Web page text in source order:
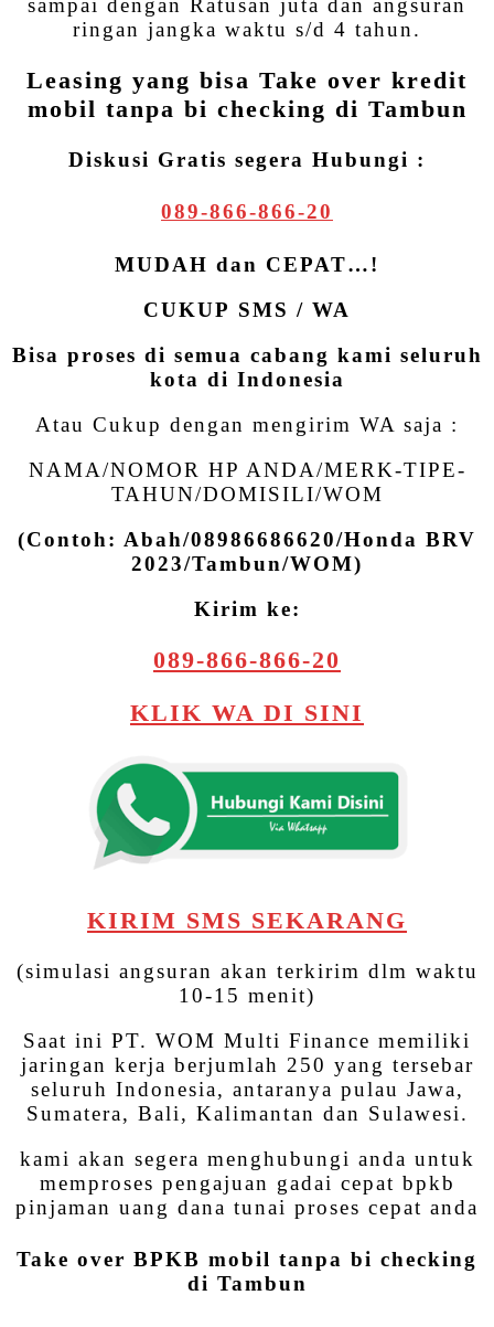
ringan jangka waktu s/d 4 tahun.
Leasing yang bisa Take over kredit
mobil tanpa bi checking di Tambun
Diskusi Gratis segera Hubungi :
089-866-866-20
MUDAH dan CEPAT…!
CUKUP SMS / WA
Bisa proses di semua cabang kami seluruh
kota di Indonesia
Atau Cukup dengan mengirim WA saja :
NAMA/NOMOR HP ANDA/MERK-TIPE-
TAHUN/DOMISILI/WOM
(Contoh: Abah/08986686620/Honda BRV
2023/Tambun/WOM)
Kirim ke:
089-866-866-20
KLIK WA DI SINI
KIRIM SMS SEKARANG
(simulasi angsuran akan terkirim dlm waktu
10-15 menit)
Saat ini PT. WOM Multi Finance memiliki
jaringan kerja berjumlah 250 yang tersebar
seluruh Indonesia, antaranya pulau Jawa,
Sumatera, Bali, Kalimantan dan Sulawesi.
kami akan segera menghubungi anda untuk
memproses pengajuan gadai cepat bpkb
pinjaman uang dana tunai proses cepat anda
Take over BPKB mobil tanpa bi checking
di Tambun